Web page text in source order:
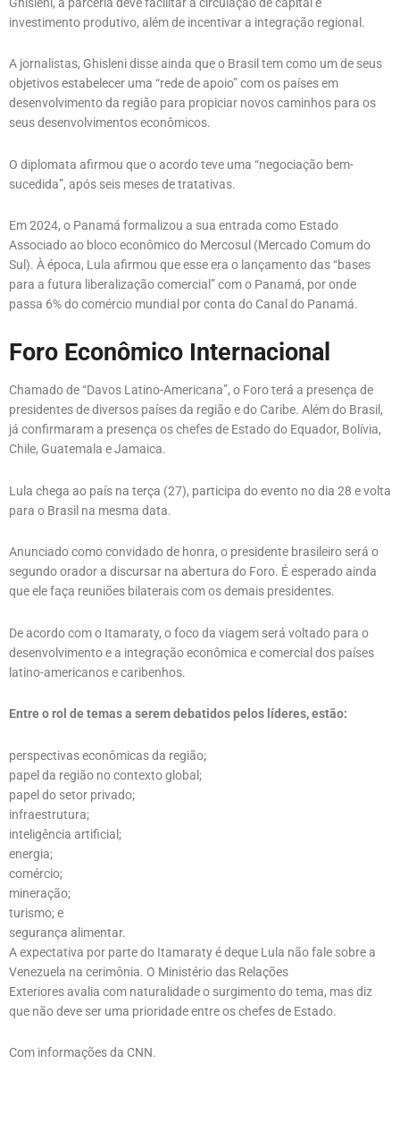
investimento produtivo, além de incentivar a integração regional.
A jornalistas, Ghisleni disse ainda que o Brasil tem como um de seus
objetivos estabelecer uma “rede de apoio” com os países em
desenvolvimento da região para propiciar novos caminhos para os
seus desenvolvimentos econômicos.
O diplomata afirmou que o acordo teve uma “negociação bem-
sucedida”, após seis meses de tratativas.
Em 2024, o Panamá formalizou a sua entrada como Estado
Associado ao bloco econômico do Mercosul (Mercado Comum do
Sul). À época, Lula afirmou que esse era o lançamento das “bases
para a futura liberalização comercial” com o Panamá, por onde
passa 6% do comércio mundial por conta do Canal do Panamá.
Foro Econômico Internacional
Chamado de “Davos Latino-Americana”, o Foro terá a presença de
presidentes de diversos países da região e do Caribe. Além do Brasil,
já confirmaram a presença os chefes de Estado do Equador, Bolívia,
Chile, Guatemala e Jamaica.
Lula chega ao país na terça (27), participa do evento no dia 28 e volta
para o Brasil na mesma data.
Anunciado como convidado de honra, o presidente brasileiro será o
segundo orador a discursar na abertura do Foro. É esperado ainda
que ele faça reuniões bilaterais com os demais presidentes.
De acordo com o Itamaraty, o foco da viagem será voltado para o
desenvolvimento e a integração econômica e comercial dos países
latino-americanos e caribenhos.
Entre o rol de temas a serem debatidos pelos líderes, estão:
perspectivas econômicas da região;
papel da região no contexto global;
papel do setor privado;
infraestrutura;
inteligência artificial;
energia;
comércio;
mineração;
turismo; e
segurança alimentar.
A expectativa por parte do Itamaraty é deque Lula não fale sobre a
Venezuela na cerimônia. O Ministério das Relações
Exteriores avalia com naturalidade o surgimento do tema, mas diz
que não deve ser uma prioridade entre os chefes de Estado.
Com informações da CNN.